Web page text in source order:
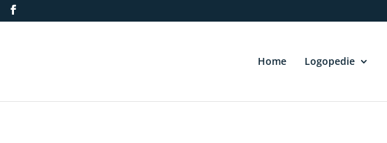
Home Logopedie